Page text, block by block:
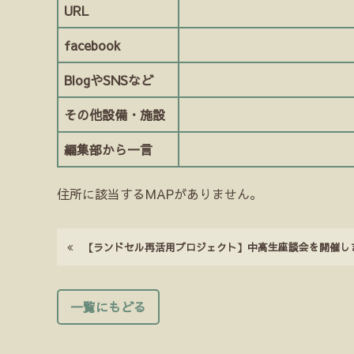
URL
facebook
BlogやSNSなど
その他設備・施設
編集部から一言
住所に該当するMAPがありません。
【ランドセル再活用プロジェクト】中高生座談会を開催し
一覧にもどる